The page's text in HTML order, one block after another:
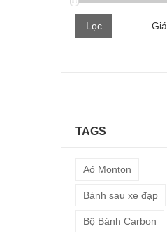
Lọc Giá
TAGS
Aó Monton
Bánh sau xe đạp
Bộ Bánh Carbon